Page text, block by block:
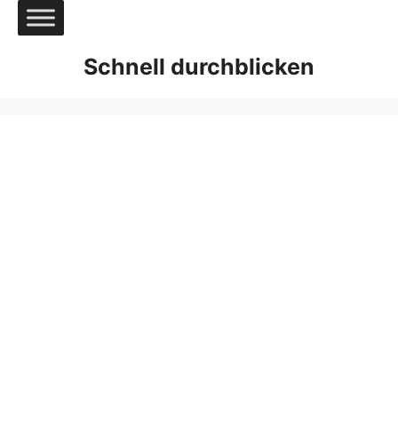
Zum
Inhalt
Schnell durchblicken